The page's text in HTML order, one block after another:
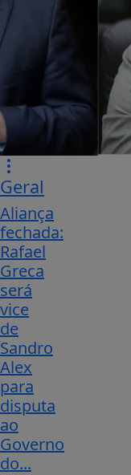
Geral
Aliança
fechada:
Rafael
Greca
será
vice
de
Sandro
Alex
para
disputa
ao
Governo
do...